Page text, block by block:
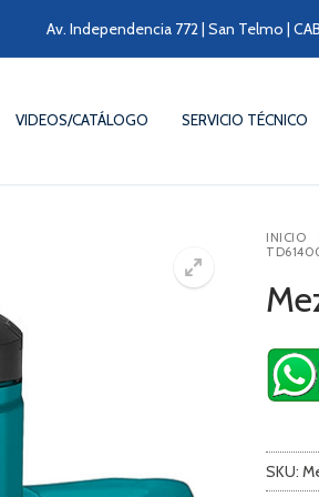
Av. Independencia 772 | San Telmo |
VIDEOS/CATÁLOGO SERVICIO TÉCNICO
INICIO
SKU: